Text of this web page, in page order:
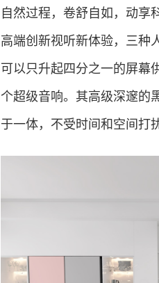
自然过程，卷舒自如，动享
高端创新视听新体验，三种
可以只升起四分之一的屏幕
个超级音响。其高级深邃的
于一体，不受时间和空间打